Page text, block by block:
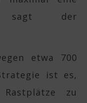
sagt der
etwa 700
ist es,
zu